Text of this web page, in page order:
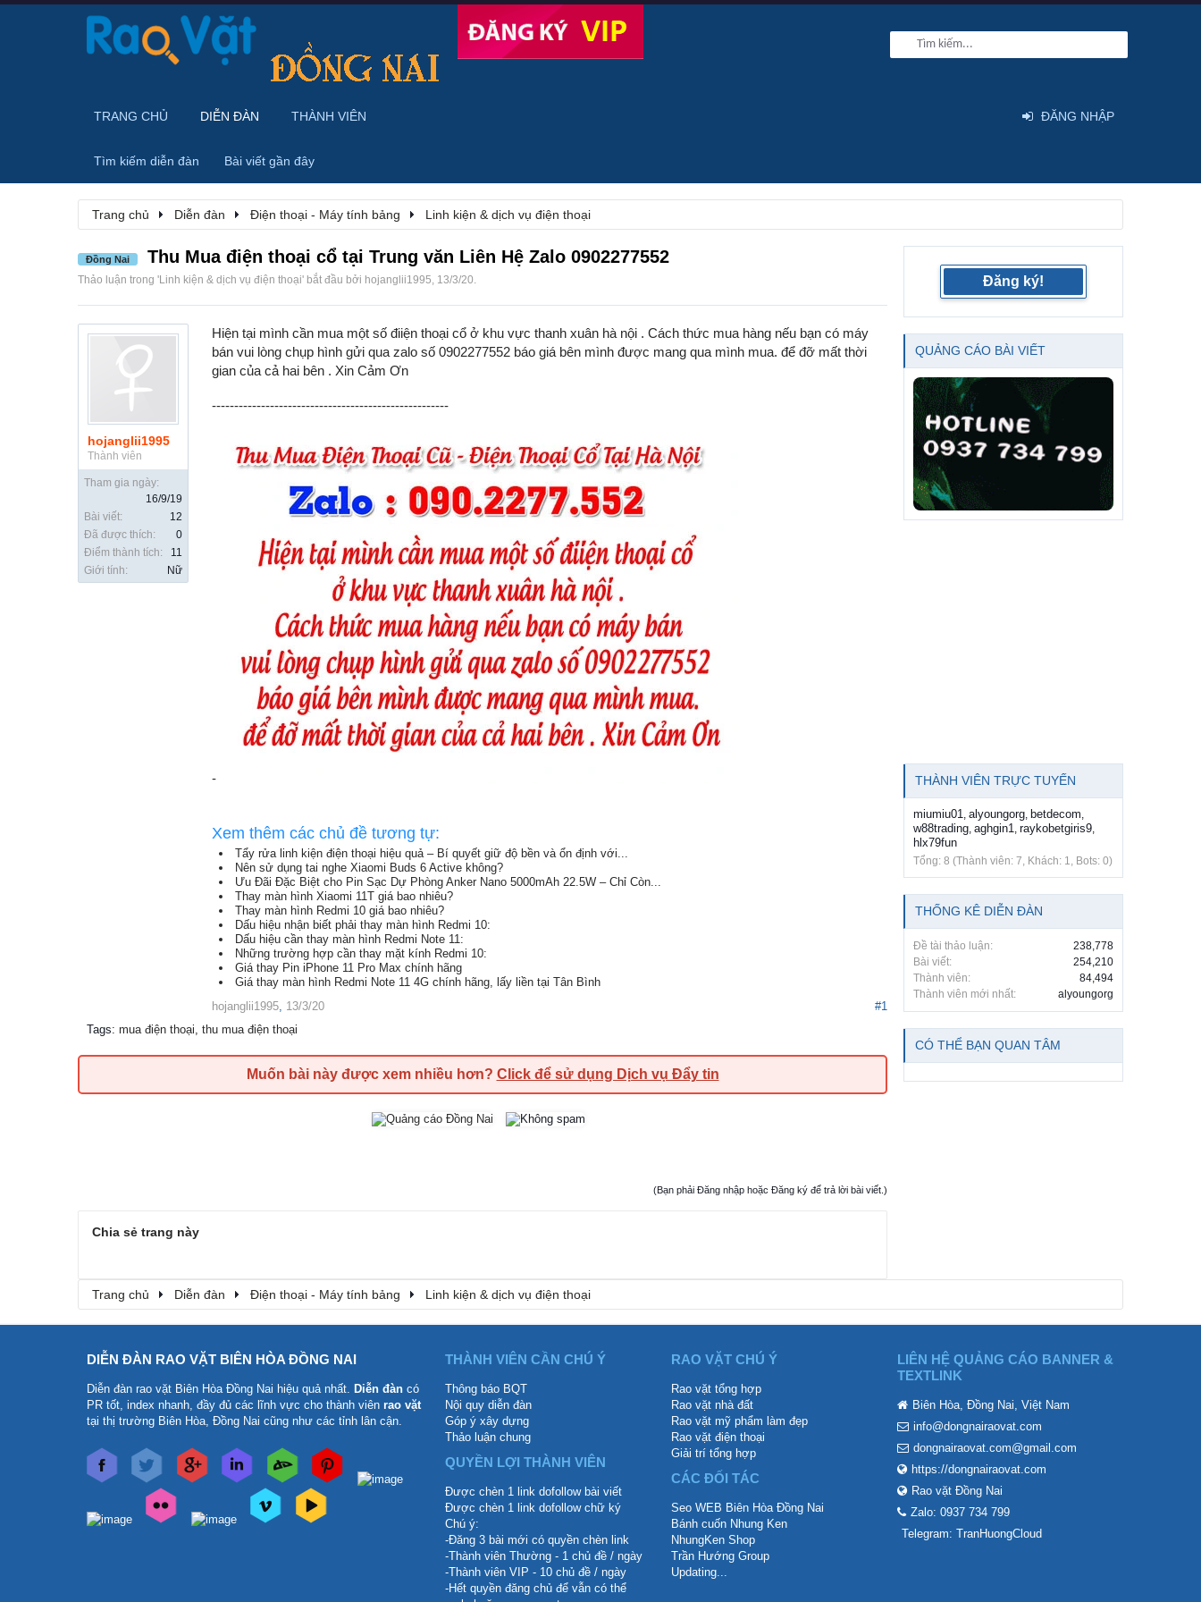
Trang chủ Diễn đàn Điện thoại - Máy tính bảng Linh kiện & dịch vụ điện thoại
Đồng Nai Thu Mua điện thoại cổ tại Trung văn Liên Hệ Zalo 0902277552
Thảo luận trong 'Linh kiện & dịch vụ điện thoại' bắt đầu bởi hojanglii1995, 13/3/20.
hojanglii1995
Thành viên
Tham gia ngày:
16/9/19
Bài viết:
12
Đã được thích:
0
Điểm thành tích:
11
Giới tính:
Nữ
Hiện tại mình cần mua một số điiện thoại cổ ở khu vực thanh xuân hà nội . Cách thức mua hàng nếu bạn có máy
bán vui lòng chụp hình gửi qua zalo số 0902277552 báo giá bên mình được mang qua mình mua. để đỡ mất thời
gian của cả hai bên . Xin Cảm Ơn
-----------------------------------------------------
-
Xem thêm các chủ đề tương tự:
Tẩy rửa linh kiện điện thoại hiệu quả – Bí quyết giữ độ bền và ổn định với...
Nên sử dụng tai nghe Xiaomi Buds 6 Active không?
Ưu Đãi Đặc Biệt cho Pin Sạc Dự Phòng Anker Nano 5000mAh 22.5W – Chỉ Còn...
Thay màn hình Xiaomi 11T giá bao nhiêu?
Thay màn hình Redmi 10 giá bao nhiêu?
Dấu hiệu nhận biết phải thay màn hình Redmi 10:
Dấu hiệu cần thay màn hình Redmi Note 11:
Những trường hợp cần thay mặt kính Redmi 10:
Giá thay Pin iPhone 11 Pro Max chính hãng
Giá thay màn hình Redmi Note 11 4G chính hãng, lấy liền tại Tân Bình
hojanglii1995, 13/3/20
#1
Tags: mua điện thoại, thu mua điện thoại
Muốn bài này được xem nhiều hơn? Click để sử dụng Dịch vụ Đẩy tin
(Bạn phải Đăng nhập hoặc Đăng ký để trả lời bài viết.)
Chia sẻ trang này
Đăng ký!
QUẢNG CÁO BÀI VIẾT
THÀNH VIÊN TRỰC TUYẾN
miumiu01, alyoungorg, betdecom,
w88trading, aghgin1, raykobetgiris9,
hlx79fun
Tổng: 8 (Thành viên: 7, Khách: 1, Bots: 0)
THỐNG KÊ DIỄN ĐÀN
Đề tài thảo luận:
238,778
Bài viết:
254,210
Thành viên:
84,494
Thành viên mới nhất:
alyoungorg
CÓ THỂ BẠN QUAN TÂM
Trang chủ Diễn đàn Điện thoại - Máy tính bảng Linh kiện & dịch vụ điện thoại
TRANG CHỦ DIỄN ĐÀN
Tìm kiếm diễn đàn Bài viết gần đây
THÀNH VIÊN ĐĂNG NHẬP
DIỄN ĐÀN RAO VẶT BIÊN HÒA ĐỒNG NAI
Diễn đàn rao vặt Biên Hòa Đồng Nai hiệu quả nhất. Diễn đàn có
PR tốt, index nhanh, đầy đủ các lĩnh vực cho thành viên rao vặt
tại thị trường Biên Hòa, Đồng Nai cũng như các tỉnh lân cận.
THÀNH VIÊN CẦN CHÚ Ý
Thông báo BQT
Nội quy diễn đàn
Góp ý xây dựng
Thảo luận chung
QUYỀN LỢI THÀNH VIÊN
Được chèn 1 link dofollow bài viết
Được chèn 1 link dofollow chữ ký
Chú ý:
-Đăng 3 bài mới có quyền chèn link
-Thành viên Thường - 1 chủ đề / ngày
-Thành viên VIP - 10 chủ đề / ngày
-Hết quyền đăng chủ để vẫn có thể
RAO VẶT CHÚ Ý
Rao vặt tổng hợp
Rao vặt nhà đất
Rao vặt mỹ phẩm làm đẹp
Rao vặt điện thoại
Giải trí tổng hợp
CÁC ĐỐI TÁC
Seo WEB Biên Hòa Đồng Nai
Bánh cuốn Nhung Ken
NhungKen Shop
Trần Hướng Group
Updating...
LIÊN HỆ QUẢNG CÁO BANNER &
TEXTLINK
Biên Hòa, Đồng Nai, Việt Nam
info@dongnairaovat.com
dongnairaovat.com@gmail.com
https://dongnairaovat.com
Rao vặt Đồng Nai
Zalo: 0937 734 799
Telegram: TranHuongCloud